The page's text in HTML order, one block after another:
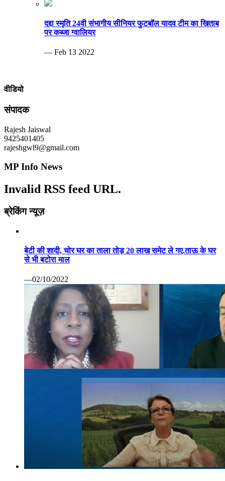
दद्दा स्मृति 24वी संभागीय सीनियर फुटबॉल यादव टीम का खिताब
पर कब्जा ग्वालियर
— Feb 13 2022
वीडियो
संपादक
Rajesh Jaiswal
9425401405
rajeshgwl9@gmail.com
MP Info News
Invalid RSS feed URL.
ब्रेकिंग न्यूज़
बेटी की शादी, चोर घर का ताला तोड़ 20 लाख समेट ले गए.ताऊ के घर
से भी बटोरा माल
—02/10/2022